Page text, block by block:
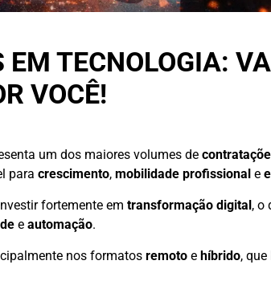
TECNOLOGIA:
VOCÊ!
um dos maiores volumes de
para crescimento, mobilidade profissional e
fortemente em transformação digital, o
e automação.
nos formatos remoto e híbrido,